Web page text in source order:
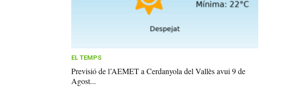
EL TEMPS
Previsió de l’AEMET a Cerdanyola del Vallès avui 9 de
Agost...